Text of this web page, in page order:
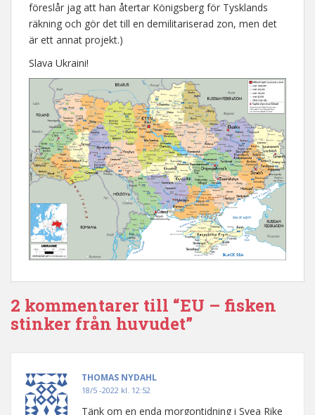
föreslår jag att han återtar Königsberg för Tysklands
räkning och gör det till en demilitariserad zon, men det
är ett annat projekt.)
Slava Ukraini!
2 kommentarer till “EU – fisken
stinker från huvudet”
THOMAS NYDAHL
18/5 -2022 kl. 12:52
Tänk om en enda morgontidning i Svea Rike